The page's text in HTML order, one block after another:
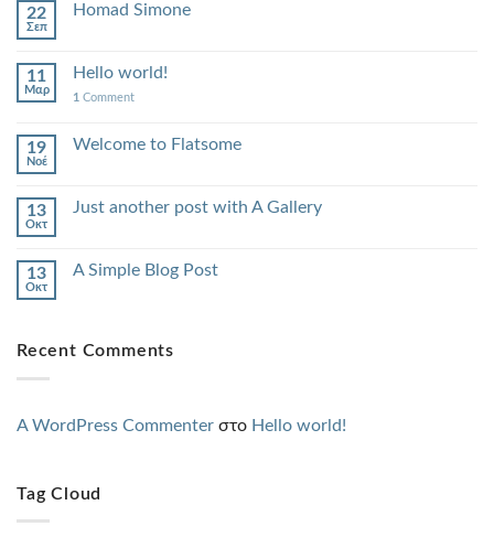
22
Σεπ
Homad Simone
11
Μαρ
Hello world!
1 Comment
19
Νοέ
Welcome to Flatsome
13
Οκτ
Just another post with A Gallery
13
Οκτ
A Simple Blog Post
Recent Comments
A WordPress Commenter στο Hello world!
Tag Cloud